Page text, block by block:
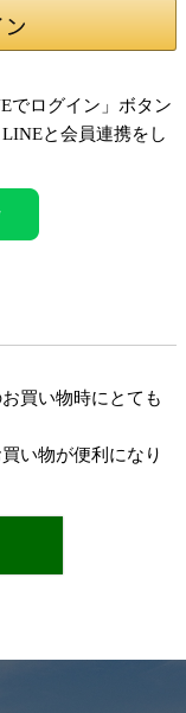
でログイン」ボタン
LINEと会員連携をし
買い物時にとても
い物が便利になり